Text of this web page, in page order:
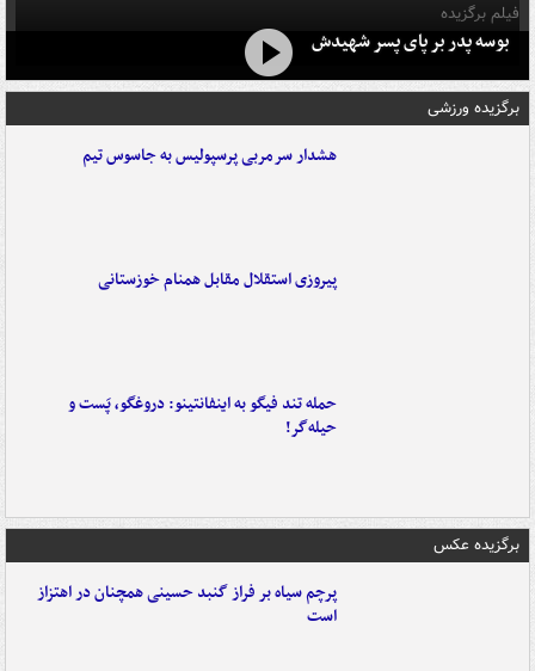
فیلم برگزیده
بوسه‌ پدر بر پای پسر شهیدش
برگزیده ورزشی
هشدار سرمربی پرسپولیس به جاسوس تیم
پیروزی استقلال مقابل همنام خوزستانی
حمله تند فیگو به اینفانتینو: دروغگو، پَست‌ و
حیله‌گر!
برگزیده عکس
پرچم سیاه بر فراز گنبد حسینی همچنان در اهتزاز
است